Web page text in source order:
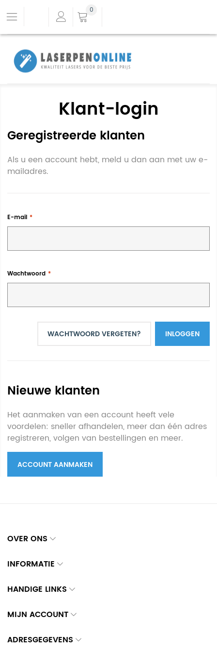
0
Klant-login
Geregistreerde klanten
Als u een account hebt, meld u dan aan met uw e-
mailadres.
E-mail
Wachtwoord
INLOGGEN
WACHTWOORD VERGETEN?
Nieuwe klanten
Het aanmaken van een account heeft vele
voordelen: sneller afhandelen, meer dan één adres
registreren, volgen van bestellingen en meer.
ACCOUNT AANMAKEN
OVER ONS
INFORMATIE
HANDIGE LINKS
MIJN ACCOUNT
ADRESGEGEVENS